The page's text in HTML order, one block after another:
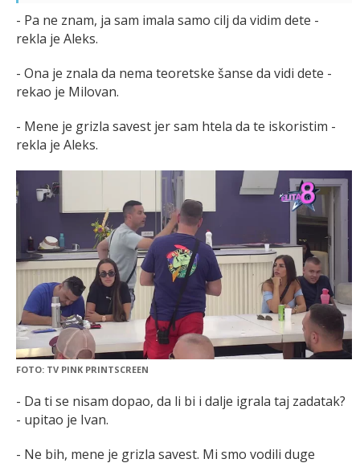
- Pa ne znam, ja sam imala samo cilj da vidim dete -
rekla je Aleks.
- Ona je znala da nema teoretske šanse da vidi dete -
rekao je Milovan.
- Mene je grizla savest jer sam htela da te iskoristim -
rekla je Aleks.
FOTO: TV PINK PRINTSCREEN
- Da ti se nisam dopao, da li bi i dalje igrala taj zadatak?
- upitao je Ivan.
- Ne bih, mene je grizla savest. Mi smo vodili duge